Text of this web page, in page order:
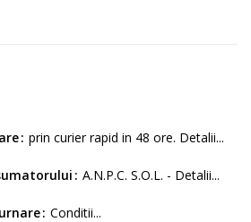
prin curier rapid in 48 ore. Detalii...
A.N.P.C. S.O.L. - Detalii...
Conditii...